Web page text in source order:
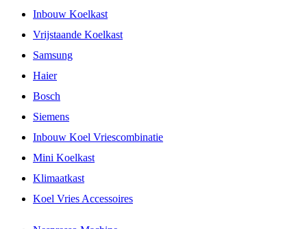
Inbouw Koelkast
Vrijstaande Koelkast
Samsung
Haier
Bosch
Siemens
Inbouw Koel Vriescombinatie
Mini Koelkast
Klimaatkast
Koel Vries Accessoires